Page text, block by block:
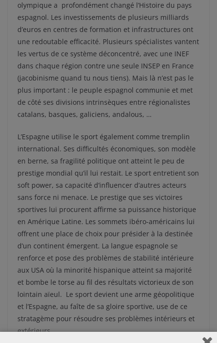
olympique a profondément changé l’Histoire du pays
espagnol. Les investissements de plusieurs milliards
d’euros en centres de formation et infrastructures ont
une redoutable efficacité. Plusieurs spécialistes vantent
les vertus de ce système déconcentré, avec une INEF
dans chaque région contre une seule INSEP en France
(jacobinisme quand tu nous tiens). Mais là n’est pas le
plus important : le peuple espagnol communie et met
de côté ses divisions intrinsèques entre régionalistes
catalans, basques, galiciens, andalous, …
L’Espagne utilise le sport également comme tremplin
international. Ses difficultés économiques, son modèle
en berne, sa fragilité politique ont atteint le peu de
prestige mondial qu’il lui restait. Le sport entretient son
soft power, sa capacité d’influencer d’autres acteurs
sans force ni menace. Le prestige que ses victoires
sportives lui procurent affirme sa puissance historique
en Amérique Latine. Les sommets ibéro-américains lui
offrent une place de choix pour présider à la destinée
d’un continent émergent. La langue espagnole se
renforce et pose des problèmes de stabilité intérieure
aux USA où la minorité hispanique atteint sa majorité
et bombe le torse au fil des résultats victorieux de son
lointain aïeul. Le sport devient une arme géopolitique
et l’Espagne, au faîte de sa gloire sportive, use de ce
stratagème pour résoudre ses problèmes intérieurs et
extérieurs.